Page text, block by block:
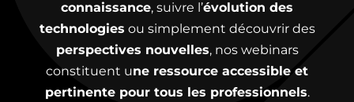
connaissance, suivre l’évolution des
technologies ou simplement découvrir des
perspectives nouvelles, nos webinars
constituent une ressource accessible et
pertinente pour tous les professionnels.